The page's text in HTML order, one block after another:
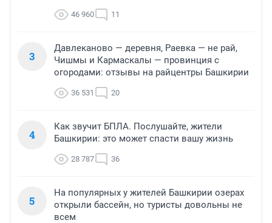
46 960 11
3
Давлеканово — деревня, Раевка — не рай,
Чишмы и Кармаскалы — провинция с
огородами: отзывы на райцентры Башкирии
36 531 20
4
Как звучит БПЛА. Послушайте, жители
Башкирии: это может спасти вашу жизнь
28 787 36
5
На популярных у жителей Башкирии озерах
открыли бассейн, но туристы довольны не
всем